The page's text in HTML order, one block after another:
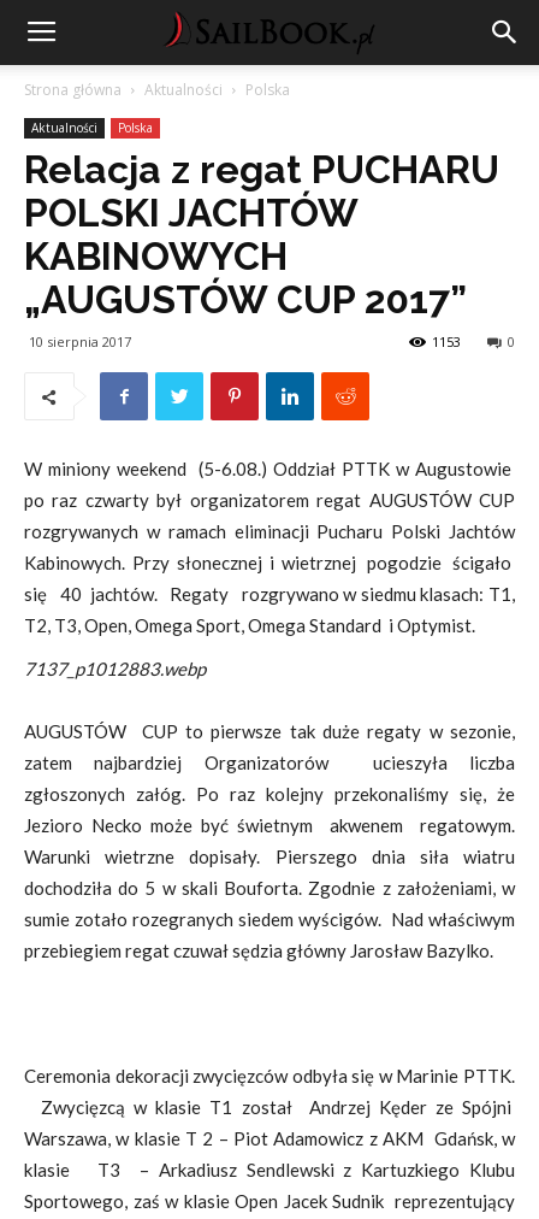
Strona główna Aktualności Polska
Aktualności Polska
Relacja z regat PUCHARU
POLSKI JACHTÓW
KABINOWYCH
„AUGUSTÓW CUP 2017”
10 sierpnia 2017 0
1153
W miniony weekend (5-6.08.) Oddział PTTK w Augustowie
po raz czwarty był organizatorem regat AUGUSTÓW CUP
rozgrywanych w ramach eliminacji Pucharu Polski Jachtów
Kabinowych. Przy słonecznej i wietrznej pogodzie ścigało
się 40 jachtów. Regaty rozgrywano w siedmu klasach: T1,
T2, T3, Open, Omega Sport, Omega Standard i Optymist.
7137_p1012883.webp
AUGUSTÓW CUP to pierwsze tak duże regaty w sezonie,
zatem najbardziej Organizatorów ucieszyła liczba
zgłoszonych załóg. Po raz kolejny przekonaliśmy się, że
Jezioro Necko może być świetnym akwenem regatowym.
Warunki wietrzne dopisały. Pierszego dnia siła wiatru
dochodziła do 5 w skali Bouforta. Zgodnie z założeniami, w
sumie zotało rozegranych siedem wyścigów. Nad właściwym
przebiegiem regat czuwał sędzia główny Jarosław Bazylko.
Ceremonia dekoracji zwycięzców odbyła się w Marinie PTTK.
Zwycięzcą w klasie T1 został Andrzej Kęder ze Spójni
Warszawa, w klasie T 2 – Piot Adamowicz z AKM Gdańsk, w
klasie T3 – Arkadiusz Sendlewski z Kartuzkiego Klubu
Sportowego, zaś w klasie Open Jacek Sudnik reprezentujący